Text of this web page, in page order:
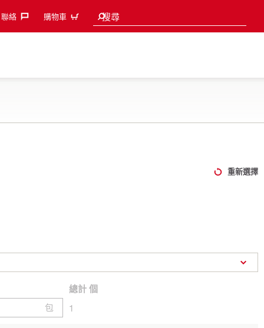
聯絡‎ 購物車 搜尋
Search suggestions
重新選擇
包
總計 個
1